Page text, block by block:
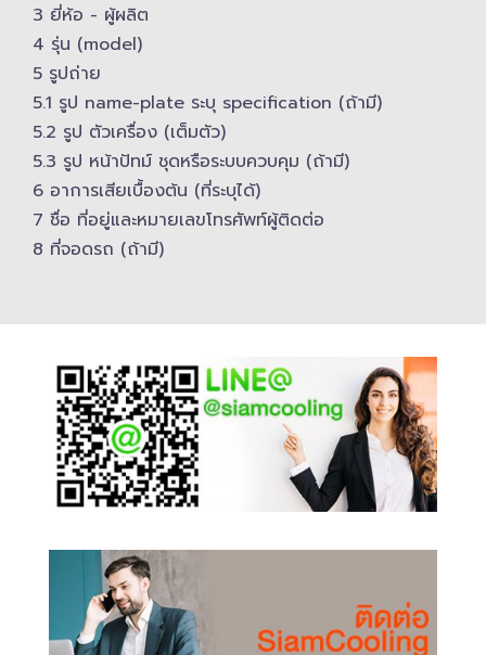
3 ยี่ห้อ -​ ผู้ผลิต
4 รุ่น (model)
5 รูปถ่าย
5.1 รูป name-plate ระบุ specification (ถ้ามี)
5.2 รูป ตัวเครื่อง (เต็มตัว)
5.3 รูป หน้าปัทม์ ชุดหรือระบบควบคุม (ถ้ามี)​
6 อาการเสียเบื้องต้น (ที่ระบุได้)
7 ชื่อ ที่อยู่และ​หมายเลขโทรศัพท์​ผู้ติดต่อ
8 ที่จอดรถ (ถ้ามี)​